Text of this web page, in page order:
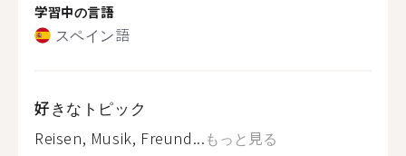
学習中の言語
スペイン語
好きなトピック
Reisen, Musik, Freund...もっと見る